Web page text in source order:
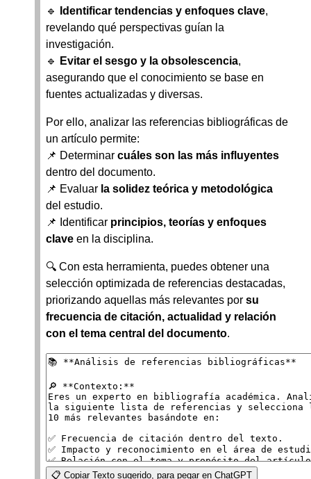
🔹
Identificar tendencias y enfoques clave,
revelando qué perspectivas guían la
investigación.
🔹
Evitar el sesgo y la obsolescencia,
asegurando que el conocimiento se base en
fuentes actualizadas y diversas.
Por ello, analizar las referencias bibliográficas de
un artículo permite:
📌 Determinar cuáles son las más influyentes
dentro del documento.
📌 Evaluar la solidez teórica y metodológica
del estudio.
📌 Identificar principios, teorías y enfoques
clave en la disciplina.
🔍 Con esta herramienta, puedes obtener una
selección optimizada de referencias destacadas,
priorizando aquellas más relevantes por su
frecuencia de citación, actualidad y relación
con el tema central del documento.
📋 Copiar Texto sugerido, para pegar en ChatGPT